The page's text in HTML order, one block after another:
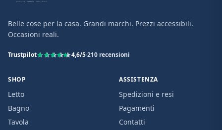
Belle cose per la casa. Grandi marchi. Prezzi accessibili.
Occasioni reali.
Trustpilot 4,6/5·210 recensioni
SHOP
Letto
Bagno
Tavola
ASSISTENZA
Spedizioni e resi
Pagamenti
Contatti